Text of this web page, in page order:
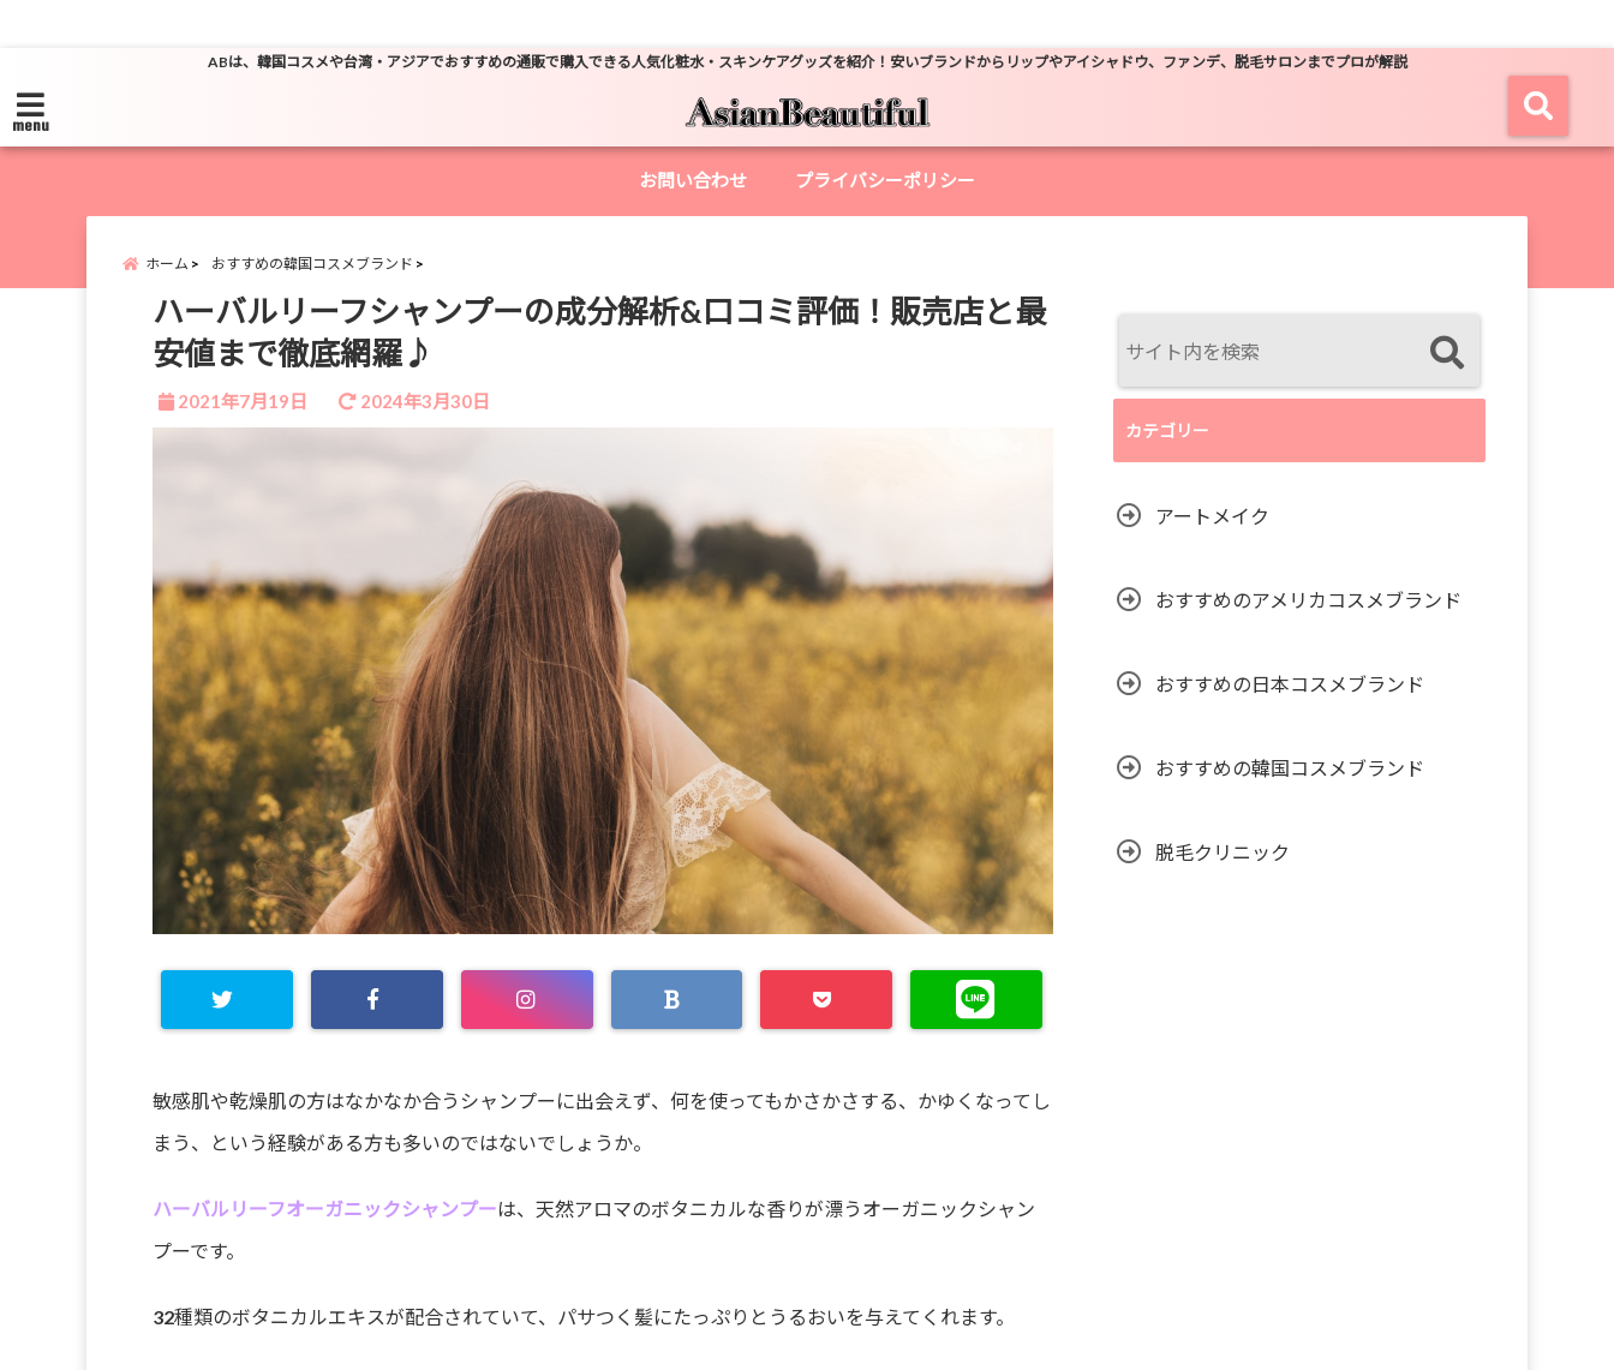
ABは、韓国コスメや台湾・アジアでおすすめの通販で購入できる人気化粧水・スキンケアグッズを紹介！安いブランドからリップやアイシャドウ、ファンデ、脱毛サロンまでプロが解説
menu
お問い合わせ プライバシーポリシー
ホーム おすすめの韓国コスメブランド
ハーバルリーフシャンプーの成分解析&口コミ評価！販売店と最
安値まで徹底網羅♪
2021年7月19日 2024年3月30日
敏感肌や乾燥肌の方はなかなか合うシャンプーに出会えず、何を使ってもかさかさする、かゆくなってし
まう、という経験がある方も多いのではないでしょうか。
ハーバルリーフオーガニックシャンプーは、天然アロマのボタニカルな香りが漂うオーガニックシャン
プーです。
32種類のボタニカルエキスが配合されていて、パサつく髪にたっぷりとうるおいを与えてくれます。
カテゴリー
アートメイク
おすすめのアメリカコスメブランド
おすすめの日本コスメブランド
おすすめの韓国コスメブランド
脱毛クリニック